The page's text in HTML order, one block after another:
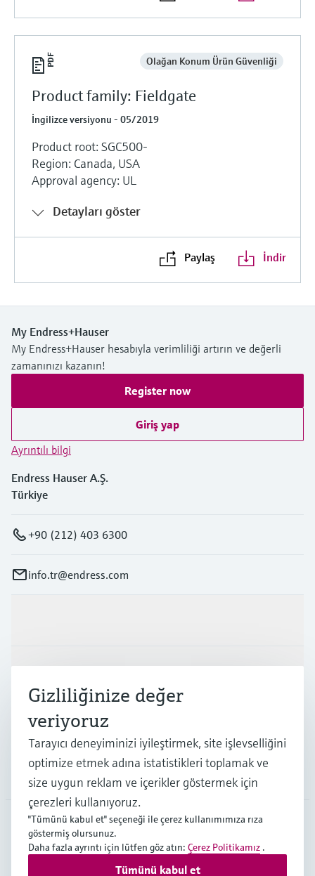
Olağan Konum Ürün Güvenliği
Product family: Fieldgate
İngilizce versiyonu - 05/2019
Product root: SGC500-
Region: Canada, USA
Approval agency: UL
Detayları göster
Paylaş İndir
My Endress+Hauser
My Endress+Hauser hesabıyla verimliliği artırın ve değerli
zamanınızı kazanın!
Register now
Giriş yap
Ayrıntılı bilgi
Endress Hauser A.Ş.
Türkiye
+90 (212) 403 6300
info.tr@endress.com
Destek
Şirket
TUR•Türkçe
Gizliliğinize değer
veriyoruz
Tarayıcı deneyiminizi iyileştirmek, site işlevselliğini
optimize etmek adına istatistikleri toplamak ve
size uygun reklam ve içerikler göstermek için
çerezleri kullanıyoruz.
"Tümünü kabul et" seçeneği ile çerez kullanımımıza rıza
göstermiş olursunuz.
Daha fazla ayrıntı için lütfen göz atın: Çerez Politikamız .
Tümünü kabul et